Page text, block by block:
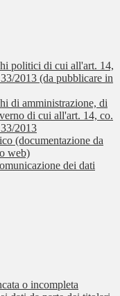
politici di cui all'art. 14,
2013 (da pubblicare in
di amministrazione, di
di cui all'art. 14, co.
2013
(documentazione da
web)
dei dati
o incompleta